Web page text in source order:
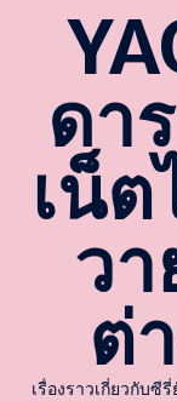
ดา
เน็
ว
ต่
เรื่องราวเกี่ยวกับ